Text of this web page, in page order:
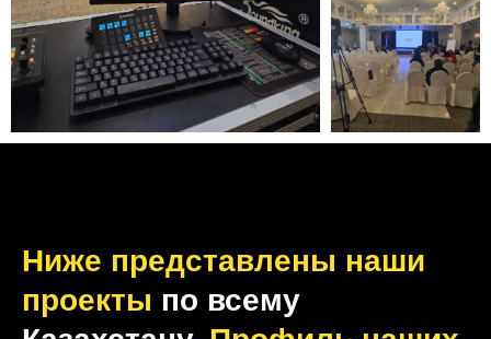
Ниже представлены наши
проекты по всему